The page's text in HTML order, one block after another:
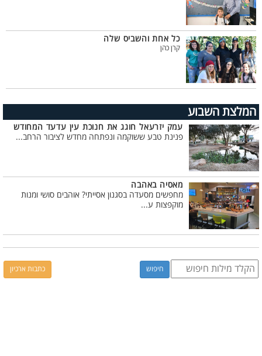
כל אחת והשביס שלה
קרן כהן
המלצת השבוע
עמק יזרעאל חוגג את חנוכת עין עדעד המחודש
פנינת טבע ששוקמה ונפתחה מחדש לציבור הרחב...
מאסיה באהבה
מחפשים מסעדה בסגנון אסייתי? אוהבים סושי ומנות
מוקפצות ע...
כתבות ארכיון